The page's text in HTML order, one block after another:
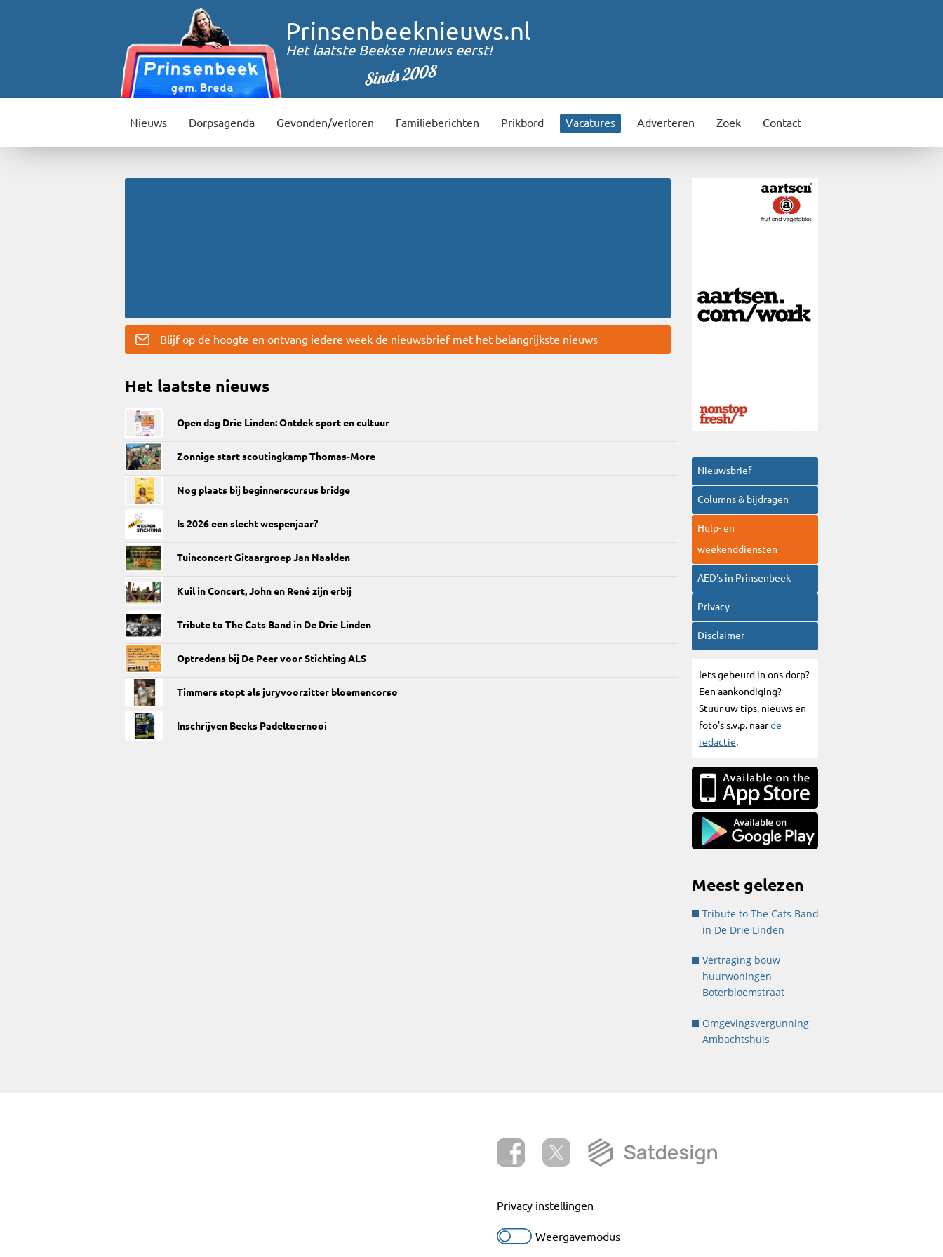
Prinsenbeeknieuws.nl
Het laatste Beekse nieuws eerst!
Sinds 2008
Nieuws Dorpsagenda Gevonden/verloren Familieberichten Prikbord Vacatures Adverteren Zoek Contact
Blijf op de hoogte en ontvang iedere week de nieuwsbrief met het belangrijkste nieuws
Het laatste nieuws
Open dag Drie Linden: Ontdek sport en cultuur
Zonnige start scoutingkamp Thomas-More
Nog plaats bij beginnerscursus bridge
Is 2026 een slecht wespenjaar?
Tuinconcert Gitaargroep Jan Naalden
Kuil in Concert, John en René zijn erbij
Tribute to The Cats Band in De Drie Linden
Optredens bij De Peer voor Stichting ALS
Timmers stopt als juryvoorzitter bloemencorso
Inschrijven Beeks Padeltoernooi
Nieuwsbrief
Columns & bijdragen
Hulp- en
weekenddiensten
AED's in Prinsenbeek
Privacy
Disclaimer
Iets gebeurd in ons dorp?
Een aankondiging?
Stuur uw tips, nieuws en
foto's s.v.p. naarde
redactie.
Meest gelezen
Tribute to The Cats Band
in De Drie Linden
Vertraging bouw
huurwoningen
Boterbloemstraat
Omgevingsvergunning
Ambachtshuis
Privacy instellingen
Weergavemodus